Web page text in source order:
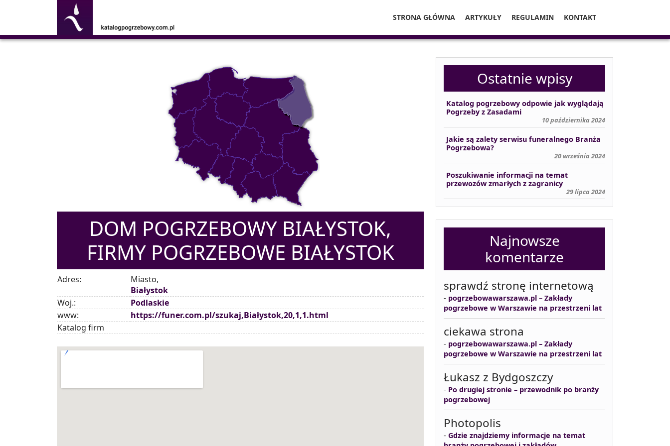
STRONA GŁÓWNA ARTYKUŁY REGULAMIN KONTAKT
DOM POGRZEBOWY BIAŁYSTOK,
FIRMY POGRZEBOWE BIAŁYSTOK
Adres:
Miasto,
Białystok
Woj.:
Podlaskie
www:
https://funer.com.pl/szukaj,Białystok,20,1,1.html
Katalog firm
Ostatnie wpisy
Katalog pogrzebowy odpowie jak wyglądają
Pogrzeby z Zasadami
10 października 2024
Jakie są zalety serwisu funeralnego Branża
Pogrzebowa?
20 września 2024
Poszukiwanie informacji na temat
przewozów zmarłych z zagranicy
29 lipca 2024
Najnowsze
komentarze
sprawdź stronę internetową
- pogrzebowawarszawa.pl – Zakłady
pogrzebowe w Warszawie na przestrzeni lat
ciekawa strona
- pogrzebowawarszawa.pl – Zakłady
pogrzebowe w Warszawie na przestrzeni lat
Łukasz z Bydgoszczy
- Po drugiej stronie – przewodnik po branży
pogrzebowej
Photopolis
- Gdzie znajdziemy informacje na temat